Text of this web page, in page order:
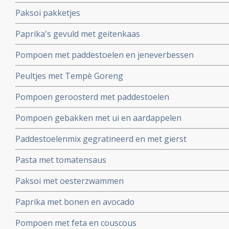
Paksoi pakketjes
Paprika's gevuld met geitenkaas
Pompoen met paddestoelen en jeneverbessen
Peultjes met Tempè Goreng
Pompoen geroosterd met paddestoelen
Pompoen gebakken met ui en aardappelen
Paddestoelenmix gegratineerd en met gierst
Pasta met tomatensaus
Paksoi met oesterzwammen
Paprika met bonen en avocado
Pompoen met feta en couscous